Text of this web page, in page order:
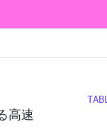
高速